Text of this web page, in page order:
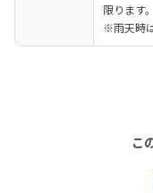
限ります。
※雨天時
こ